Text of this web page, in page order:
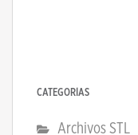
CATEGORÍAS
Archivos STL